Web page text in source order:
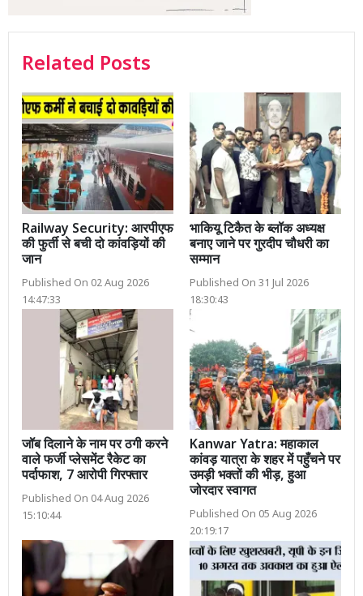
Related Posts
Railway Security: आरपीएफ
की फुर्ती से बची दो कांवड़ियों की
जान
Published On 02 Aug 2026
14:47:33
भाकियू टिकैत के ब्लॉक अध्यक्ष
बनाए जाने पर गुरदीप चौधरी का
सम्मान
Published On 31 Jul 2026
18:30:43
जॉब दिलाने के नाम पर ठगी करने
वाले फर्जी प्लेसमेंट रैकेट का
पर्दाफाश, 7 आरोपी गिरफ्तार
Published On 04 Aug 2026
15:10:44
Kanwar Yatra: महाकाल
कांवड़ यात्रा के शहर में पहुँचने पर
उमड़ी भक्तों की भीड़, हुआ
जोरदार स्वागत
Published On 05 Aug 2026
20:19:17